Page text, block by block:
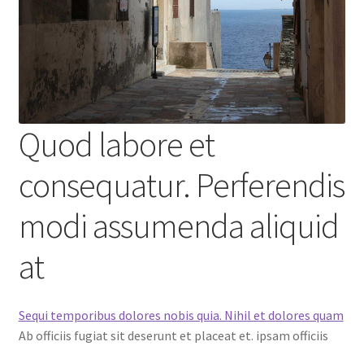
Quod labore et
consequatur. Perferendis
modi assumenda aliquid
at
Sequi temporibus dolores nobis quia. Nihil et dolores quam
Ab officiis fugiat sit deserunt et placeat et. ipsam officiis